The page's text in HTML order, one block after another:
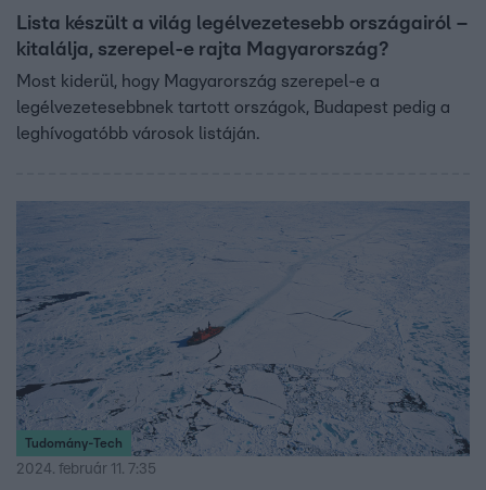
Lista készült a világ legélvezetesebb országairól –
kitalálja, szerepel-e rajta Magyarország?
Most kiderül, hogy Magyarország szerepel-e a
legélvezetesebbnek tartott országok, Budapest pedig a
leghívogatóbb városok listáján.
Tudomány-Tech
2024. február 11. 7:35